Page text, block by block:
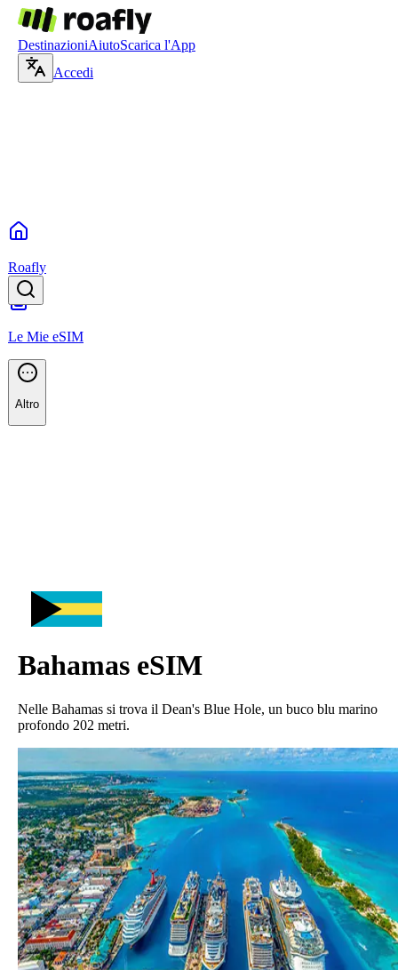
DestinazioniAiutoScarica l'App
Accedi
Roafly
Le Mie eSIM
Altro
Bahamas eSIM
Nelle Bahamas si trova il Dean's Blue Hole, un buco blu marino
profondo 202 metri.